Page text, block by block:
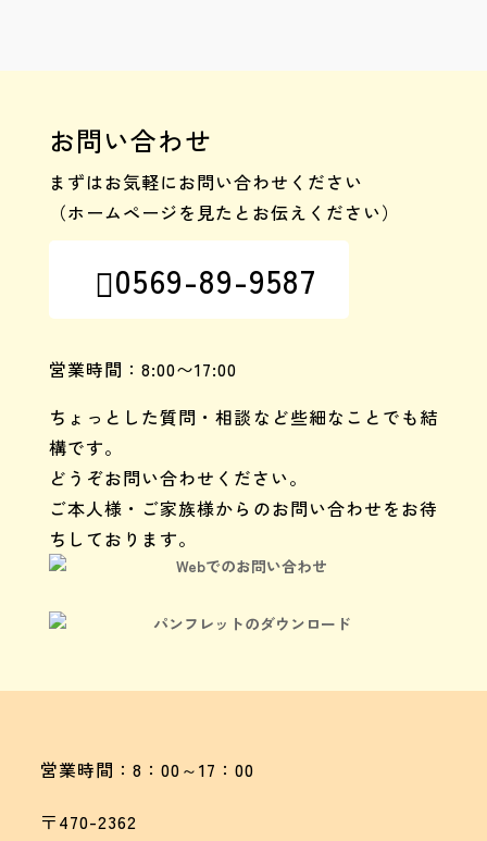
お問い合わせ
まずはお気軽にお問い合わせください
（ホームページを見たとお伝えください）
0569-89-9587
営業時間：8:00〜17:00
ちょっとした質問・相談など些細なことでも結
構です。
どうぞお問い合わせください。
ご本人様・ご家族様からのお問い合わせをお待
ちしております。
営業時間：8：00～17：00
〒470-2362